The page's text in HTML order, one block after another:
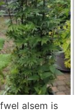
alsem is